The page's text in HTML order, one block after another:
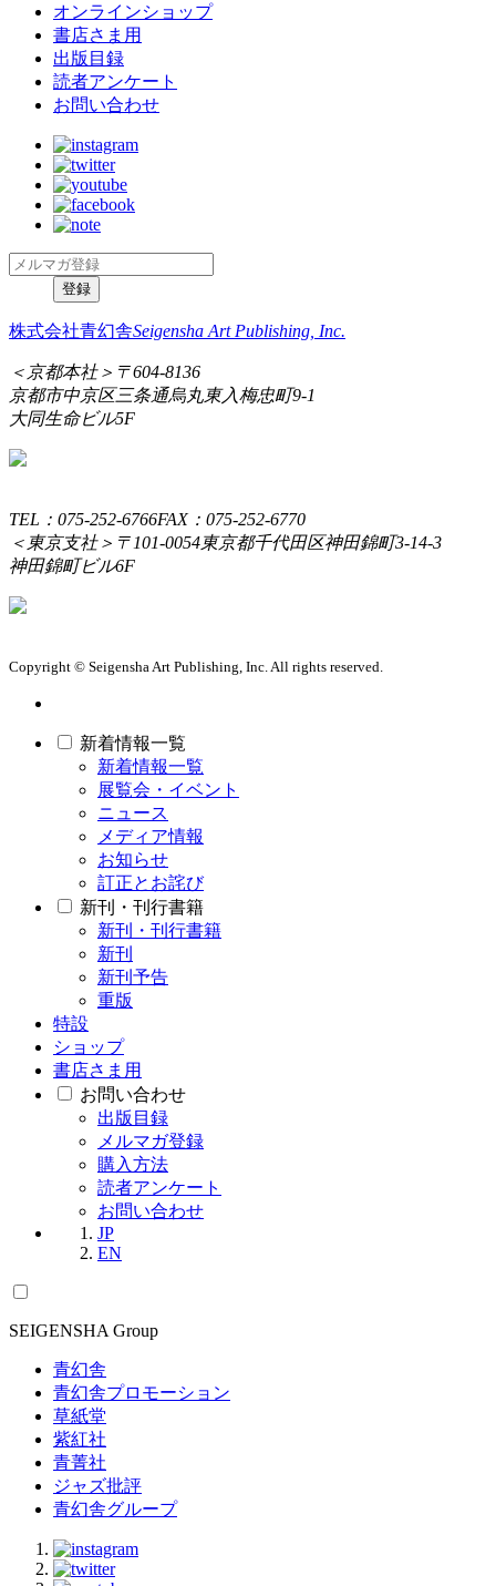
オンラインショップ
書店さま用
出版目録
読者アンケート
お問い合わせ
株式会社青幻舎Seigensha Art Publishing, Inc.
＜京都本社＞ 〒604-8136
京都市中京区三条通烏丸東入梅忠町9-1
大同生命ビル5F
TEL：075-252-6766FAX：075-252-6770
＜東京支社＞ 〒101-0054東京都千代田区神田錦町3-14-3
神田錦町ビル6F
Copyright © Seigensha Art Publishing, Inc. All rights reserved.
新着情報一覧
新着情報一覧
展覧会・イベント
ニュース
メディア情報
お知らせ
訂正とお詫び
新刊・刊行書籍
新刊・刊行書籍
新刊
新刊予告
重版
特設
ショップ
書店さま用
お問い合わせ
出版目録
メルマガ登録
購入方法
読者アンケート
お問い合わせ
JP
EN
SEIGENSHA Group
青幻舎
青幻舎プロモーション
草紙堂
紫紅社
青菁社
ジャズ批評
青幻舎グループ